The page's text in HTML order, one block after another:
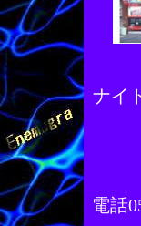
ナイ
電話